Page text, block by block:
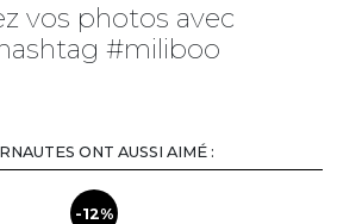
vos photos avec
#miliboo
ONT AUSSI AIMÉ :
-12%